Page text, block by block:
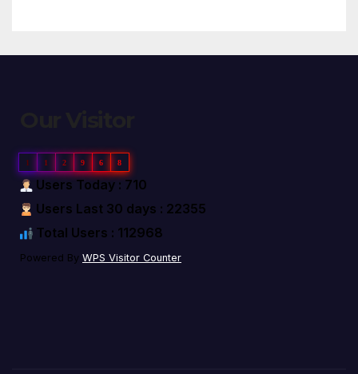
1 1 2 9 6 8
Users Today : 710
Users Last 30 days : 22355
Total Users : 112968
Powered By WPS Visitor Counter